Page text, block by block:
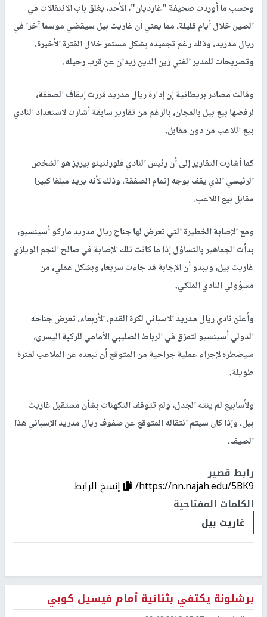
وحسب ما أوردت صحيفة "غارديان"، الأحد، يغلق باب الانتقالات في
الصين خلال أيام قليلة، مما يعني أن غاريث بيل سيقضي موسما آخرا في
ريال مدريد، وذلك رغم تجميده بشكل مستمر خلال الفترة الأخيرة،
وتصريحات للمدير الفني زين الدين زيدان عن قرب رحيله.
وقالت مصادر بريطانية إن إدارة ريال مدريد قررت إيقاف الصفقة،
لرفضها بيع بيل بالمجان، بالرغم من تقارير سابقة أشارت لاستعداد النادي
بيع اللاعب من دون مقابل.
كما أشارت التقارير إلى أن رئيس النادي فلورنتينو بيريز هو الشخص
الرئيسي الذي يقف بوجه إتمام الصفقة، وذلك لأنه يريد مبلغا كبيرا
مقابل بيع اللاعب.
ومع الإصابة الخطيرة التي تعرض لها جناح ريال مدريد ماركو أسينسيو،
بدأت الجماهير بالتساؤل إذا ما كانت تلك الإصابة في صالح النجم الويلزي
غاريث بيل، ويبدو أن الإجابة قد جاءت سريعا، وبشكل عملي، من
مسؤولي النادي الملكي.
وأعلن نادي ريال مدريد الاسباني لكرة القدم، الأربعاء، تعرض جناحه
الدولي أسينسيو لتمزق في الرباط الصليبي الأمامي للركبة اليسرى،
سيضطره لإجراء عملية جراحية من المتوقع أن تبعده عن الملاعب لفترة
طويلة.
ولأسابيع لم ينته الجدل، ولم تتوقف التكهنات بشأن مستقبل غاريث
بيل، وإذا كان سيتم انتقاله المتوقع عن صفوف ريال مدريد الإسباني هذا
الصيف.
رابط قصير
https://nn.najah.edu/5BK9/
إنسخ الرابط
الكلمات المفتاحية
غاريث بيل
برشلونة يكتفي بثنائية أمام فيسيل كوبي